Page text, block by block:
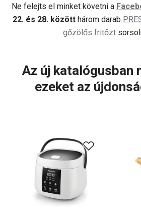
Ne felejts el minket követni a
22. és 28. közötthárom darab
gőzölős fritőzt
Az új katalógusban
ezeket az